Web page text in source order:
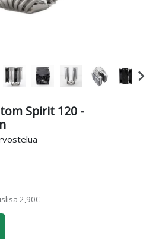
Spirit 120 -
2,90€